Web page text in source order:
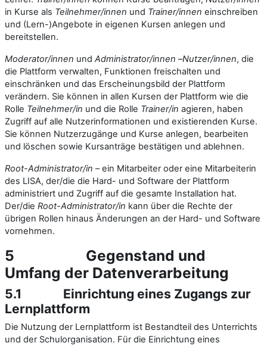
in Kurse als Teilnehmer/innen und Trainer/innen einschreiben
und (Lern-)Angebote in eigenen Kursen anlegen und
bereitstellen.
Moderator/innen und Administrator/innen –Nutzer/innen, die
die Plattform verwalten, Funktionen freischalten und
einschränken und das Erscheinungsbild der Plattform
verändern. Sie können in allen Kursen der Plattform wie die
Rolle Teilnehmer/in und die Rolle Trainer/in agieren, haben
Zugriff auf alle Nutzerinformationen und existierenden Kurse.
Sie können Nutzerzugänge und Kurse anlegen, bearbeiten
und löschen sowie Kursanträge bestätigen und ablehnen.
Root-Administrator/in – ein Mitarbeiter oder eine Mitarbeiterin
des LISA, der/die die Hard- und Software der Plattform
administriert und Zugriff auf die gesamte Installation hat.
Der/die Root-Administrator/in kann über die Rechte der
übrigen Rollen hinaus Änderungen an der Hard- und Software
vornehmen.
5 Gegenstand und
Umfang der Datenverarbeitung
5.1 Einrichtung eines Zugangs zur
Lernplattform
Die Nutzung der Lernplattform ist Bestandteil des Unterrichts
und der Schulorganisation. Für die Einrichtung eines